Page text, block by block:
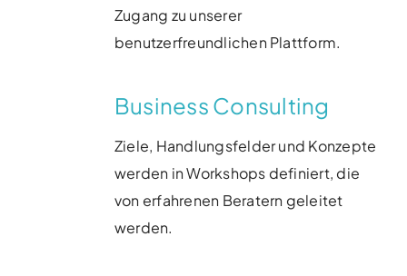
Zugang zu unserer
benutzerfreundlichen Plattform.
Business Consulting
Ziele, Handlungsfelder und Konzepte
werden inWorkshops definiert, die
von erfahrenen Beratern geleitet
werden.